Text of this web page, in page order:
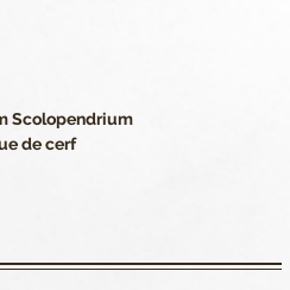
Scolopendrium
de cerf